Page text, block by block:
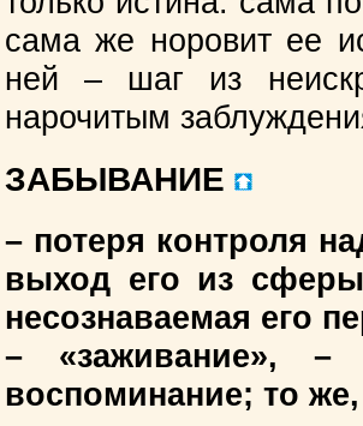
сама же норовит ее
ней – шаг из
нарочитым
ЗАБЫВАНИЕ
– потеря контроля
выход его из
несознаваемая его
– «заживание», –
воспоминание; то